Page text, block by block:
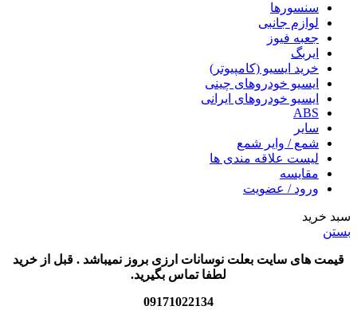
سنسورها
لوازم جانبی
جعبه فیوز
ایربگ
خرید ایسیو (کامپیوتر)
ایسیو خودروهای چینی
ایسیو خودروهای ایرانی
ABS
سایر
شمع / وایر شمع
لیست علاقه مندی ها
مقایسه
ورود / عضویت
سبد خرید
بستن
قیمت های سایت بعلت نوسانات ارزی بروز نمیباشد . قبل از خرید
لطفا تماس بگیرید.
09171022134